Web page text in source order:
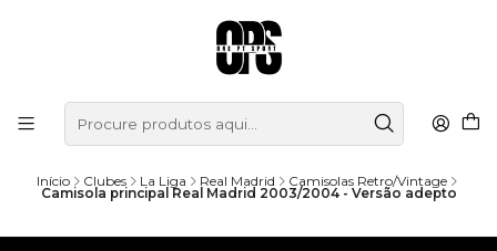
Início Clubes La Liga Real Madrid Camisolas Retro/Vintage
Camisola principal Real Madrid 2003/2004 - Versão adepto